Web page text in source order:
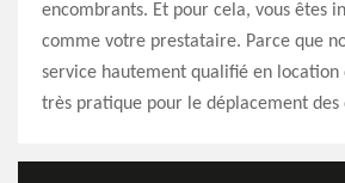
encombrants. Et pour cela, vous êtes
comme votre prestataire. Parce que
service hautement qualifié en location
très pratique pour le déplacement des